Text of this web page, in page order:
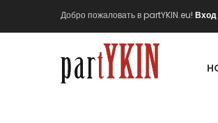
Добро пожаловать в partYKIN.eu! Вход